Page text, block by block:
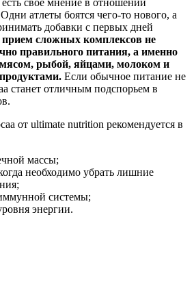
атлеты боятся чего-то нового, а
добавки с первых дней
прием сложных комплексов не
правильного питания, а именно
рыбой, яйцами, молоком и
Если обычное питание не
станет отличным подспорьем в
от ultimate nutrition рекомендуется в
массы;
необходимо убрать лишние
системы;
энергии.